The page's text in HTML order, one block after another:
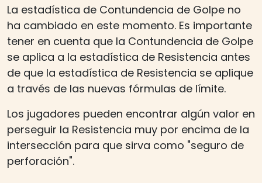
La estadística de Contundencia de Golpe no
ha cambiado en este momento. Es importante
tener en cuenta que la Contundencia de Golpe
se aplica a la estadística de Resistencia antes
de que la estadística de Resistencia se aplique
a través de las nuevas fórmulas de límite.
Los jugadores pueden encontrar algún valor en
perseguir la Resistencia muy por encima de la
intersección para que sirva como "seguro de
perforación".